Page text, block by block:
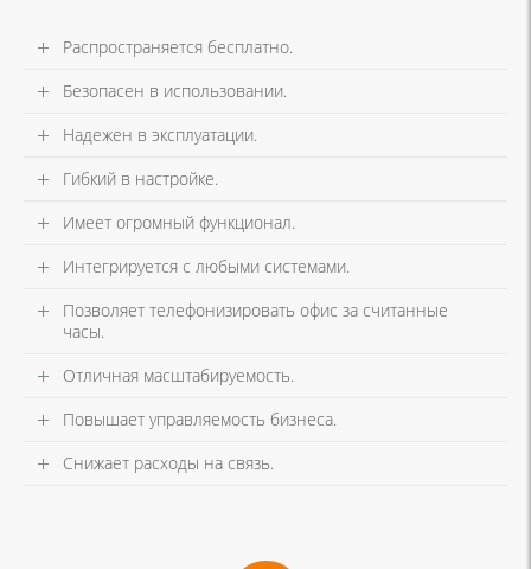
Распространяется бесплатно.
Безопасен в использовании.
Надежен в эксплуатации.
Гибкий в настройке.
Имеет огромный функционал.
Интегрируется с любыми системами.
Позволяет телефонизировать офис за считанные
часы.
Отличная масштабируемость.
Повышает управляемость бизнеса.
Снижает расходы на связь.